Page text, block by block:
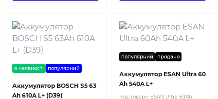
в наявності популярний
Аккумулятор BOSCH S5 63
Ah 610A L+ (D39)
популярний продано
Аккумулятор ESAN Ultra 60
Ah 540A L+
Код товару: ESAN Ultra 60Ah